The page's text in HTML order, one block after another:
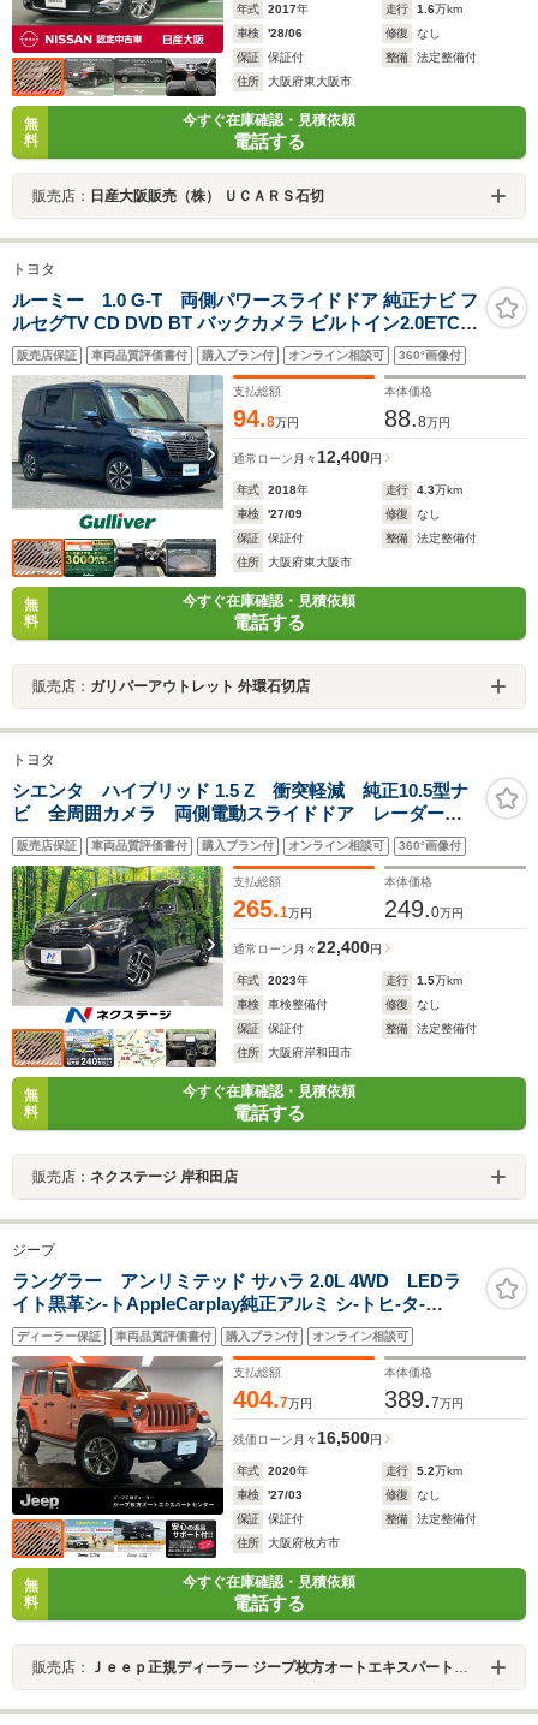
年式 2017年 走行 1.6万km
車検
'28/06 修復
なし
保証
保証付 整備
法定整備付
住所
大阪府東大阪市
無
料
今すぐ在庫確認・見積依頼
電話する
販売店： 日産大阪販売（株） ＵＣＡＲＳ石切
トヨタ
ルーミー 1.0 G-T 両側パワースライドドア 純正ナビ フ
ルセグTV CD DVD BT バックカメラ ビルトイン2.0ETC
スマートキー2個 クルーズコントロール ドラレコ 衝突軽
減ブレーキ LEDオートライト レーンアシスト ステリモ
禁煙車
販売店保証 車両品質評価書付 購入プラン付 オンライン相談可 360°画像付
支払総額
94.8万円
本体価格
88.8万円
通常ローン 月々12,400円
年式 2018年 走行 4.3万km
車検
'27/09 修復
なし
保証
保証付 整備
法定整備付
住所
大阪府東大阪市
無
料
今すぐ在庫確認・見積依頼
電話する
販売店： ガリバーアウトレット 外環石切店
トヨタ
シエンタ ハイブリッド 1.5 Z 衝突軽減 純正10.5型ナ
ビ 全周囲カメラ 両側電動スライドドア レーダーク
ルーズコントロール ETC2.0 シートヒーター ステア
リングヒーター スマートキー ブラインドスポットモ
ニター 禁煙車
販売店保証 車両品質評価書付 購入プラン付 オンライン相談可 360°画像付
支払総額
265.1万円
本体価格
249.0万円
通常ローン 月々22,400円
年式 2023年 走行 1.5万km
車検
車検整備付 修復
なし
保証
保証付 整備
法定整備付
住所
大阪府岸和田市
無
料
今すぐ在庫確認・見積依頼
電話する
販売店： ネクステージ 岸和田店
ジープ
ラングラー アンリミテッド サハラ 2.0L 4WD LEDラ
イト黒革シ-トAppleCarplay純正アルミ シ-トヒ-タ-
Bluetooth接続 フロントカメラ サイドカメラ バックカメ
ラ 純正ナビ フルセグ 前面衝突警報 アダプティブクルー
ズコントロール ETC2.0 認定中古車保証付き
ディーラー保証 車両品質評価書付 購入プラン付 オンライン相談可
支払総額
404.7万円
本体価格
389.7万円
残価ローン 月々 16,500円
年式 2020年 走行 5.2万km
車検
'27/03 修復
なし
保証
保証付 整備
法定整備付
住所
大阪府枚方市
無
料
今すぐ在庫確認・見積依頼
電話する
販売店： Ｊｅｅｐ正規ディーラー ジープ枚方オートエキスパートセンター